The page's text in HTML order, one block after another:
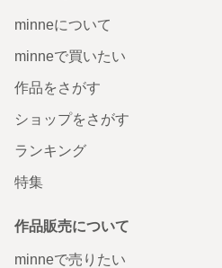
minneについて
minneで買いたい
作品をさがす
ショップをさがす
ランキング
特集
作品販売について
minneで売りたい